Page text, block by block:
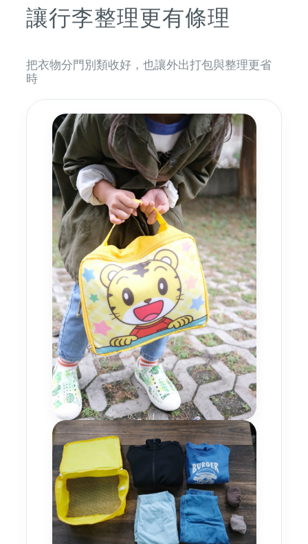
讓行李整理更有條理
把衣物分門別類收好，也讓外出打包與整理更省
時